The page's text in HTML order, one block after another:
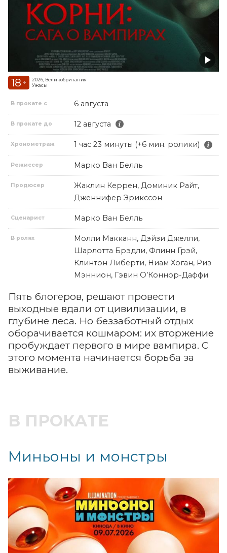
18 +
2026, Великобритания
Ужасы
В прокате с 6 августа
В прокате до 12 августа
Хронометраж 1 час 23 минуты (+6 мин. ролики)
Режиссер Марко Ван Белль
Продюсер
Жаклин Керрен, Доминик Райт,
Дженнифер Эрикссон
Сценарист Марко Ван Белль
В ролях
Молли Макканн, Дэйзи Джелли,
Шарлотта Брэдли, Флинн Грэй,
Клинтон Либерти, Ниам Хоган, Риз
Мэннион, Гэвин О’Коннор-Даффи
Пять блогеров, решают провести
выходные вдали от цивилизации, в
глубине леса. Но беззаботный отдых
оборачивается кошмаром: их вторжение
пробуждает первого в мире вампира. С
этого момента начинается борьба за
выживание.
В ПРОКАТЕ
Миньоны и монстры